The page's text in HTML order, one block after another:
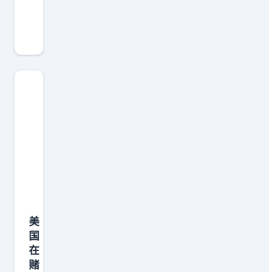
教
授
脊
背
发
美
国
在
赌